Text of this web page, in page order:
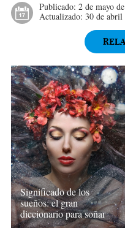
Publicado: 2 de mayo
Actualizado: 30 de abril
Significado de los
sueños: el gran
diccionario para soñar